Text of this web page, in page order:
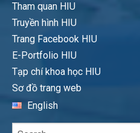
Tham quan HIU
Truyền hình HIU
Trang Facebook HIU
E-Portfolio HIU
Tạp chí khoa học HIU
Sơ đồ trang web
English